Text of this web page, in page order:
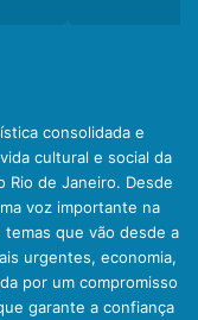
consolidada e
cultural e social da
Rio de Janeiro. Desde
voz importante na
temas que vão desde a
urgentes, economia,
por um compromisso
garante a confiança